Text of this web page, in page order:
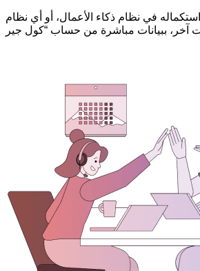
في نظام ذكاء الأعمال، أو أي نظام